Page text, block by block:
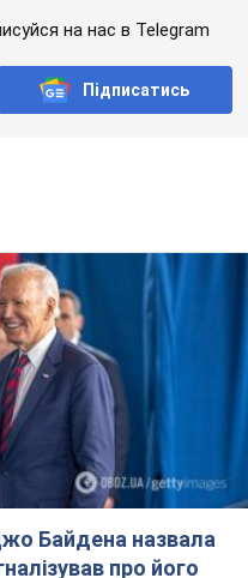
на нас в Telegram
Підписатись
Байдена назвала
про його